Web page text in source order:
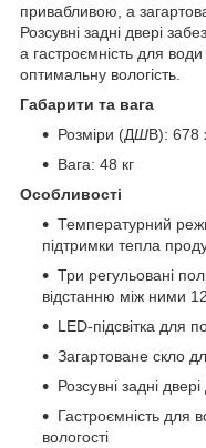
привабливою, а
Розсувні задні двері
а гастроємність для
оптимальну вологість.
Габарити та вага
Розміри (ДШВ): 678
Вага: 48 кг
Особливості
Температурний
підтримки тепла
Три регульовані
відстанню між ними
LED-підсвітка для
Загартоване скло
Розсувні задні
Гастроємність для
вологості